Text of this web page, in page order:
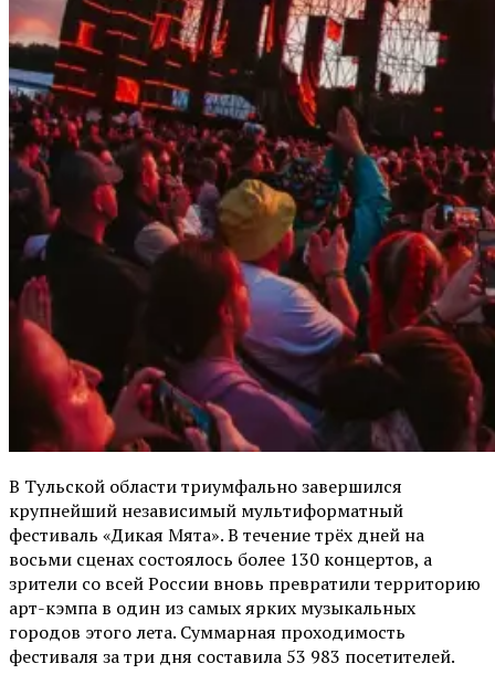
В Тульской области триумфально завершился
крупнейший независимый мультиформатный
фестиваль «Дикая Мята». В течение трёх дней на
восьми сценах состоялось более 130 концертов, а
зрители со всей России вновь превратили территорию
арт-кэмпа в один из самых ярких музыкальных
городов этого лета. Суммарная проходимость
фестиваля за три дня составила 53 983 посетителей.